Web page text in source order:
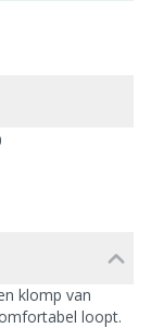
klomp van
loopt.